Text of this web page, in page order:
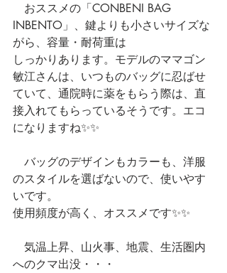
おススメの「CONBENI BAG
INBENTO」、鍵よりも小さいサイズな
がら、容量・耐荷重は
しっかりあります。モデルのママゴン
敏江さんは、いつものバッグに忍ばせ
ていて、通院時に薬をもらう際は、直
接入れてもらっているそうです。エコ
になりますね✨✨
バッグのデザインもカラーも、洋服
のスタイルを選ばないので、使いやす
いです。
使用頻度が高く、オススメです✨✨
気温上昇、山火事、地震、生活圏内
へのクマ出没・・・